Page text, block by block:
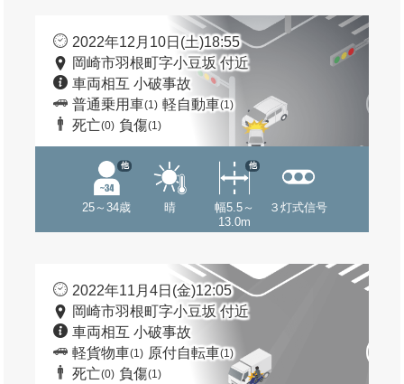
2022年12月10日(土)18:55
岡崎市羽根町字小豆坂 付近
車両相互 小破事故
普通乗用車(1) 軽自動車(1)
死亡(0) 負傷(1)
25～34歳
他
晴
幅5.5～
13.0m
他
３灯式信号
2022年11月4日(金)12:05
岡崎市羽根町字小豆坂 付近
車両相互 小破事故
軽貨物車(1) 原付自転車(1)
死亡(0) 負傷(1)